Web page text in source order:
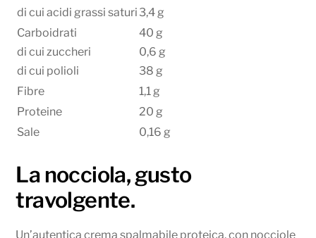
di cui acidi grassi saturi 3,4 g
Carboidrati
di cui zuccheri
di cui polioli
40 g
0,6 g
38 g
Fibre
1,1 g
Proteine
20 g
Sale
0,16 g
La nocciola, gusto
travolgente.
Un’autentica crema spalmabile proteica, con nocciole